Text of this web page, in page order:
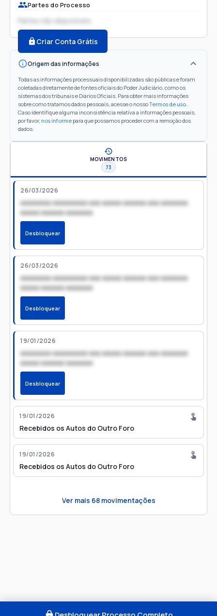
Partes do Processo
Partes não disponíveis
Criar Conta Grátis
Origem das informações
Todas as informações processuais disponibilizadas são públicas e foram
coletadas diretamente de fontes oficiais do Poder Judiciário, como os
sistemas dos tribunais e Diários Oficiais. Para obter mais informações
sobre como tratamos dados pessoais, acesse o nossoTermos de uso.
Caso identifique alguma inconsistência relativa a informações pessoais,
por favor, nos informe para que possamos proceder com a remoção dos
dados.
MOVIMENTOS
73
26/03/2026
xxxxxxxx xxxxxxxxx xxx xxxxx xxxxxx xxx xxxxxxx
xxxxx xxxxxx xxxxxxx
Desbloquear
26/03/2026
xxxxxxxx xxxxxxxxx xxx xxxxx xxxxxx xxx xxxxxxx
xxxxx xxxxxx xxxxxxx
Desbloquear
19/01/2026
xxxxxxxx xxxxxxxxx xxx xxxxx xxxxxx xxx xxxxxxx
xxxxx xxxxxx xxxxxxx
Desbloquear
19/01/2026
Recebidos os Autos do Outro Foro
19/01/2026
Recebidos os Autos do Outro Foro
Ver mais 68movimentações